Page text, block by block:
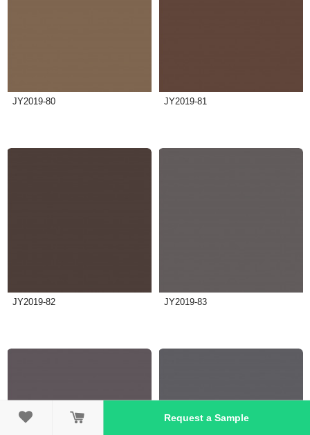
 Request a Sample
JY2019-80 JY2019-81
JY2019-82 JY2019-83